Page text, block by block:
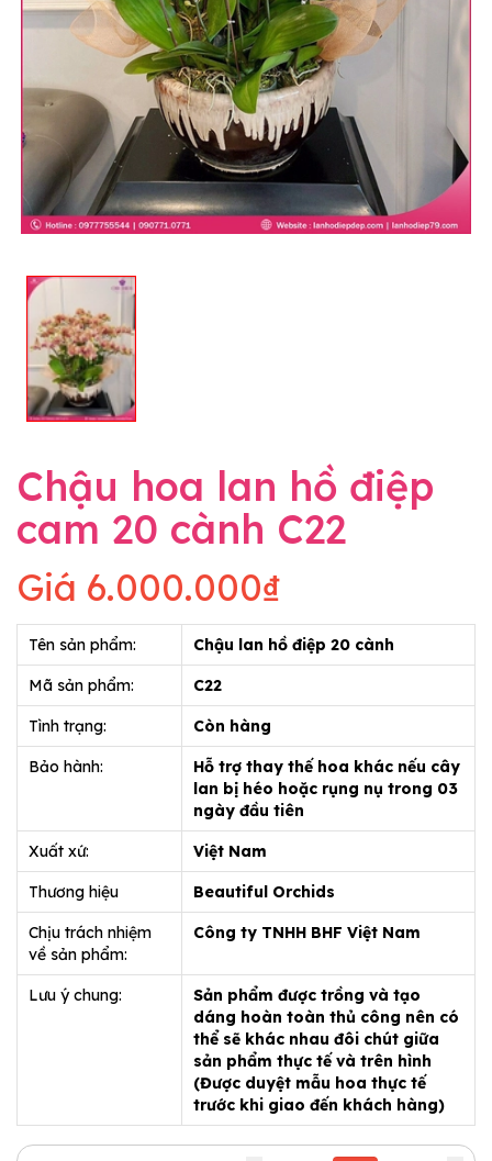
Chậu hoa lan hồ điệp
cam 20 cành C22
Giá 6.000.000₫
Tên sản phẩm: Chậu lan hồ điệp 20 cành
Mã sản phẩm: C22
Tình trạng: Còn hàng
Bảo hành:
Hỗ trợ thay thế hoa khác nếu cây
lan bị héo hoặc rụng nụ trong 03
ngày đầu tiên
Xuất xứ: Việt Nam
Thương hiệu Beautiful Orchids
Chịu trách nhiệm
về sản phẩm:
Công ty TNHH BHF Việt Nam
Lưu ý chung:
Sản phẩm được trồng và tạo
dáng hoàn toàn thủ công nên có
thể sẽ khác nhau đôi chút giữa
sản phẩm thực tế và trên hình
(Được duyệt mẫu hoa thực tế
trước khi giao đến khách hàng)